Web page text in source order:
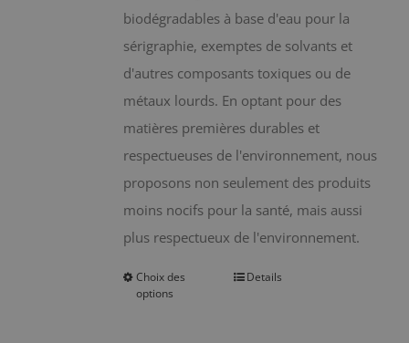
biodégradables à base d'eau pour la
sérigraphie, exemptes de solvants et
d'autres composants toxiques ou de
métaux lourds. En optant pour des
matières premières durables et
respectueuses de l'environnement, nous
proposons non seulement des produits
moins nocifs pour la santé, mais aussi
plus respectueux de l'environnement.
Choix des
options
CeDetails